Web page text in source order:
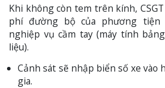
Khi không còn tem trên kính,
phí đường bộ của phương
nghiệp vụ cầm tay (máy tính
liệu).
Cảnh sát sẽ nhập biển số xe vào
gia.